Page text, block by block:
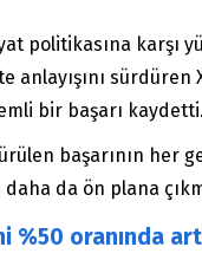
politikasına karşı
anlayışını sürdüren
bir başarı kaydetti.
başarının her
da ön plana
%50 oranında